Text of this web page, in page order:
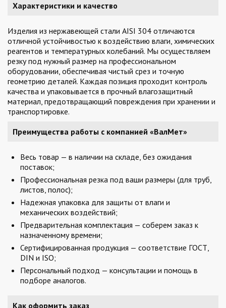
Характеристики и качество
Изделия из нержавеющей стали AISI 304 отличаются
отличной устойчивостью к воздействию влаги, химических
реагентов и температурных колебаний. Мы осуществляем
резку под нужный размер на профессиональном
оборудовании, обеспечивая чистый срез и точную
геометрию деталей. Каждая позиция проходит контроль
качества и упаковывается в прочный влагозащитный
материал, предотвращающий повреждения при хранении и
транспортировке.
Преимущества работы с компанией «ВалМет»
Весь товар — в наличии на складе, без ожидания
поставок;
Профессиональная резка под ваши размеры (для труб,
листов, полос);
Надежная упаковка для защиты от влаги и
механических воздействий;
Предварительная комплектация — соберем заказ к
назначенному времени;
Сертифицированная продукция — соответствие ГОСТ,
DIN и ISO;
Персональный подход — консультации и помощь в
подборе аналогов.
Как оформить заказ